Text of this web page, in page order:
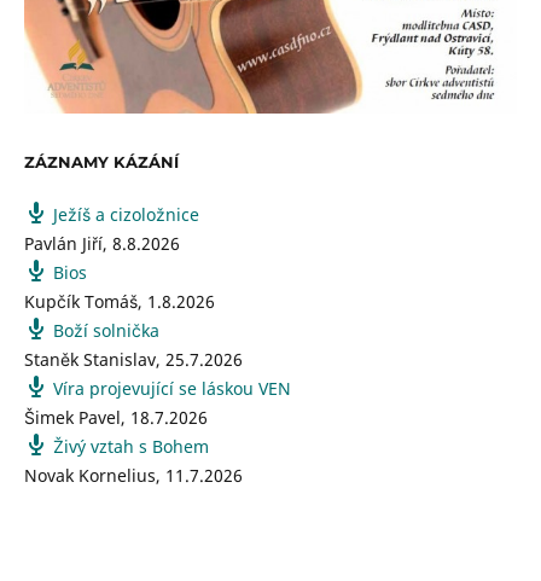
ZÁZNAMY KÁZÁNÍ
Ježíš a cizoložnice
Pavlán Jiří, 8.8.2026
Bios
Kupčík Tomáš, 1.8.2026
Boží solnička
Staněk Stanislav, 25.7.2026
Víra projevující se láskou VEN
Šimek Pavel, 18.7.2026
Živý vztah s Bohem
Novak Kornelius, 11.7.2026